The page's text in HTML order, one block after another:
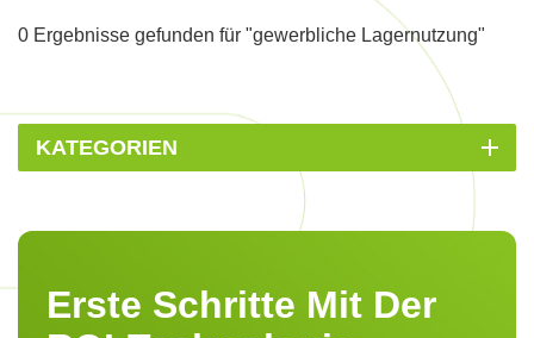
0 Ergebnisse gefunden für "gewerbliche Lagernutzung"
KATEGORIEN
Erste Schritte Mit Der